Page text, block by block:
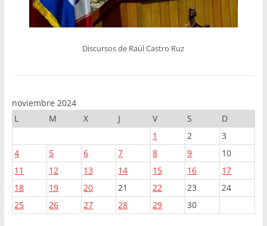
Discursos de Raúl Castro Ruz
noviembre 2024
L
M X J V S
D
1
2
3
4
5 6 7 8 9
10
11
12 13 14 15 16
17
18
19 20 21 22 23
24
25
26 27 28 29 30